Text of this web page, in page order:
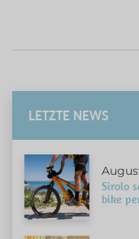
LETZTE NEWS
Sirolo
bike